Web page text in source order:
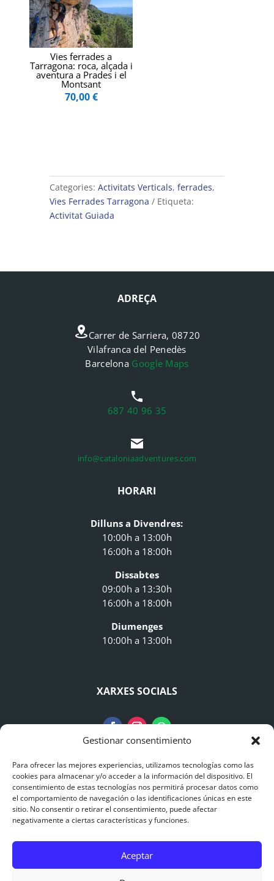
Gestionar consentimiento
Para ofrecer las mejores experiencias, utilizamos tecnologías como las
cookies para almacenar y/o acceder a la información del dispositivo. El
consentimiento de estas tecnologías nos permitirá procesar datos como
el comportamiento de navegación o las identificaciones únicas en este
sitio. No consentir o retirar el consentimiento, puede afectar
negativamente a ciertas características y funciones.
Aceptar
Vies ferrades a
Tarragona: roca, alçada i
aventura a Prades i el
Montsant
70,00€
Categories: Activitats Verticals, ferrades,
Vies Ferrades Tarragona
Etiqueta:
Activitat Guiada
ADREÇA
Carrer de Sarriera, 08720
Vilafranca del Penedès
Barcelona Google Maps
687 40 96 35
info@cataloniaadventures.com
HORARI
Dilluns a Divendres:
10:00h a 13:00h
16:00h a 18:00h
Dissabtes
09:00h a 13:30h
16:00h a 18:00h
Diumenges
10:00h a 13:00h
XARXES SOCIALS
AVISO LEGAL
Avís Legal
Polítiques de Cookies